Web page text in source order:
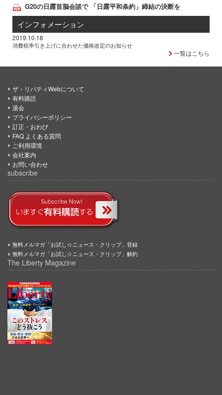
G20の日露首脳会談で 「日露平和条約」締結の決断を
インフォメーション
2019.10.18
消費税率引き上げに合わせた価格改定のお知らせ
一覧はこちら
ザ・リバティWebについて
有料購読
退会
プライバシーポリシー
訂正・おわび
FAQ よくある質問
ご利用環境
会社案内
お問い合わせ
subscribe
無料メルマガ「お試し☆ニュース・クリップ」登録
無料メルマガ「お試し☆ニュース・クリップ」解約
The Liberty Magazine